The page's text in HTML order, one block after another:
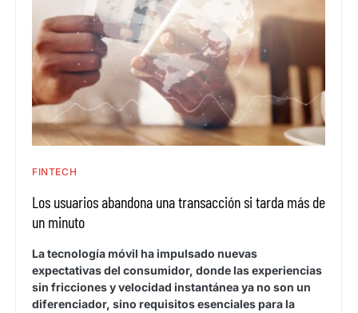
FINTECH
Los usuarios abandona una transacción si tarda más de
un minuto
La tecnología móvil ha impulsado nuevas
expectativas del consumidor, donde las experiencias
sin fricciones y velocidad instantánea ya no son un
diferenciador, sino requisitos esenciales para la